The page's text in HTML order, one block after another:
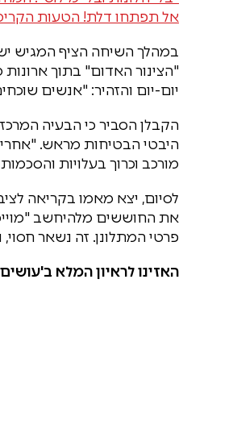
אל תפתחו דלת! הטעות
במהלך השיחה הציף המגיש
"הצינור האדום" בתוך
יום-יום והזהיר: "אנשים
הקבלן הסביר כי הבעיה
היבטי הבטיחות מראש. "אחרי
מורכב וכרוך בעלויות
לסיום, יצא מאמו בקריאה
את החוששים מלהיחשב
פרטי המתלונן. זה נשאר
האזינו לראיון המלא